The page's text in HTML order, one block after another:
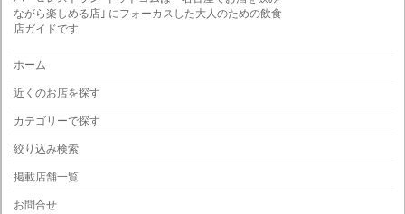
ながら楽しめる店｣ にフォーカスした大人のための飲食
店ガイドです
ホーム
近くのお店を探す
カテゴリーで探す
絞り込み検索
掲載店舗一覧
お問合せ